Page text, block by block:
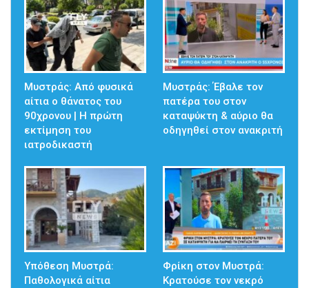
Μυστράς: Από φυσικά
αίτια ο θάνατος του
90χρονου | Η πρώτη
εκτίμηση του
ιατροδικαστή
Μυστράς: Έβαλε τον
πατέρα του στον
καταψύκτη & αύριο θα
οδηγηθεί στον ανακριτή
Υπόθεση Μυστρά:
Παθολογικά αίτια
Φρίκη στον Μυστρά:
Κρατούσε τον νεκρό